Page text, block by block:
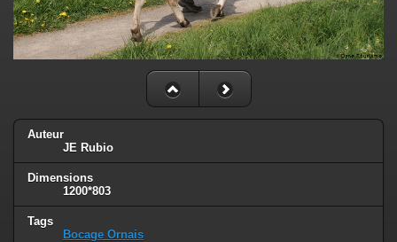
Auteur
JE Rubio
Dimensions
1200*803
Tags
Bocage Ornais